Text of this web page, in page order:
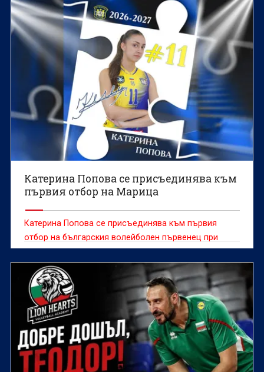
Катерина Попова се присъединява към
първия отбор на Марица
Катерина Попова се присъединява към първия
отбор на българския волейболен първенец при
жените Марица (Пловдив), съобщиха от клуба.